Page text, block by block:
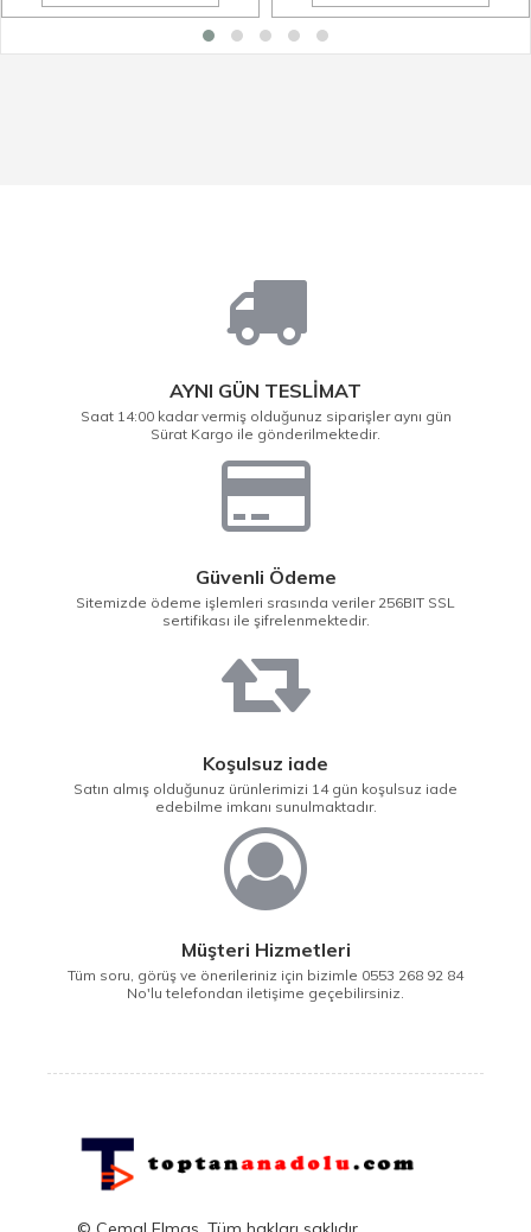
AYNI GÜN TESLİMAT
Saat 14:00 kadar vermiş olduğunuz siparişler aynı gün
Sürat Kargo ile gönderilmektedir.
Güvenli Ödeme
Sitemizde ödeme işlemleri srasında veriler 256BIT SSL
sertifikası ile şifrelenmektedir.
Koşulsuz iade
Satın almış olduğunuz ürünlerimizi 14 gün koşulsuz iade
edebilme imkanı sunulmaktadır.
Müşteri Hizmetleri
Tüm soru, görüş ve önerileriniz için bizimle 0553 268 92 84
No'lu telefondan iletişime geçebilirsiniz.